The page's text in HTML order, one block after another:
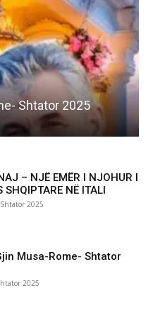
Shtator 2025
– NJË EMËR I NJOHUR I
SHQIPTARE NË ITALI
2025
Musa-Rome- Shtator
2025